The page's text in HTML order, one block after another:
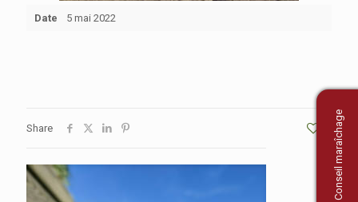
Date 5 mai 2022
Share Conseil maraîchage